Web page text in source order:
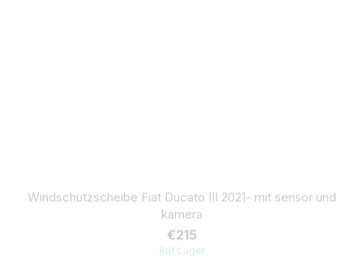
Windschutzscheibe Fiat Ducato III 2021- mit sensor und
kamera
€215
Auf Lager